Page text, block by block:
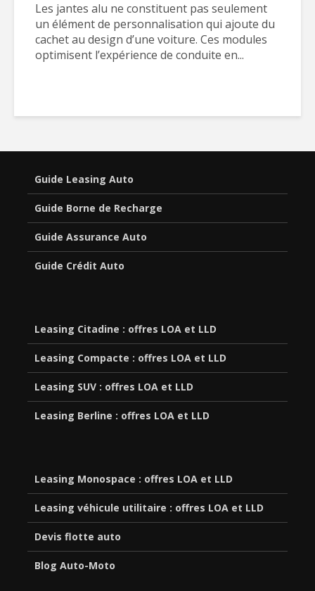
Les jantes alu ne constituent pas seulement
un élément de personnalisation qui ajoute du
cachet au design d’une voiture. Ces modules
optimisent l’expérience de conduite en...
Guide Leasing Auto
Guide Borne de Recharge
Guide Assurance Auto
Guide Crédit Auto
Leasing Citadine : offres LOA et LLD
Leasing Compacte : offres LOA et LLD
Leasing SUV : offres LOA et LLD
Leasing Berline : offres LOA et LLD
Leasing Monospace : offres LOA et LLD
Leasing véhicule utilitaire : offres LOA et LLD
Devis flotte auto
Blog Auto-Moto